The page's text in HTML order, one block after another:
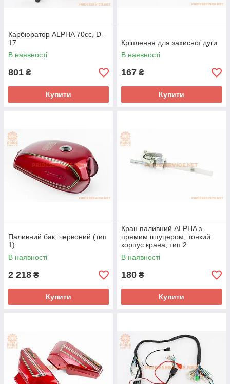
Карбюратор ALPHA 70cc, D-
17
В наявності
801 ₴
Купити
Кріплення для захисної дуги
В наявності
167 ₴
Купити
Паливний бак, червоний (тип
1)
В наявності
2 218 ₴
Купити
Кран паливний ALPHA з
прямим штуцером, тонкий
корпус крана, тип 2
В наявності
180 ₴
Купити